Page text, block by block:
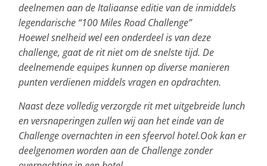
deelnemen aan de Italiaanse editie van de inmiddels
legendarische “100 Miles Road Challenge”
Hoewel snelheid wel een onderdeel is van deze
challenge, gaat de rit niet om de snelste tijd. De
deelnemende equipes kunnen op diverse manieren
punten verdienen middels vragen en opdrachten.
Naast deze volledig verzorgde rit met uitgebreide lunch
en versnaperingen zullen wij aan het einde van de
Challenge overnachten in een sfeervol hotel.Ook kan er
deelgenomen worden aan de Challenge zonder